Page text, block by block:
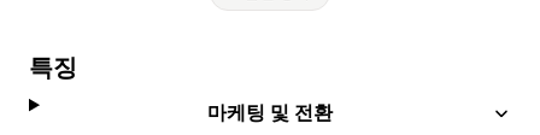
특징
마케팅 및 전환